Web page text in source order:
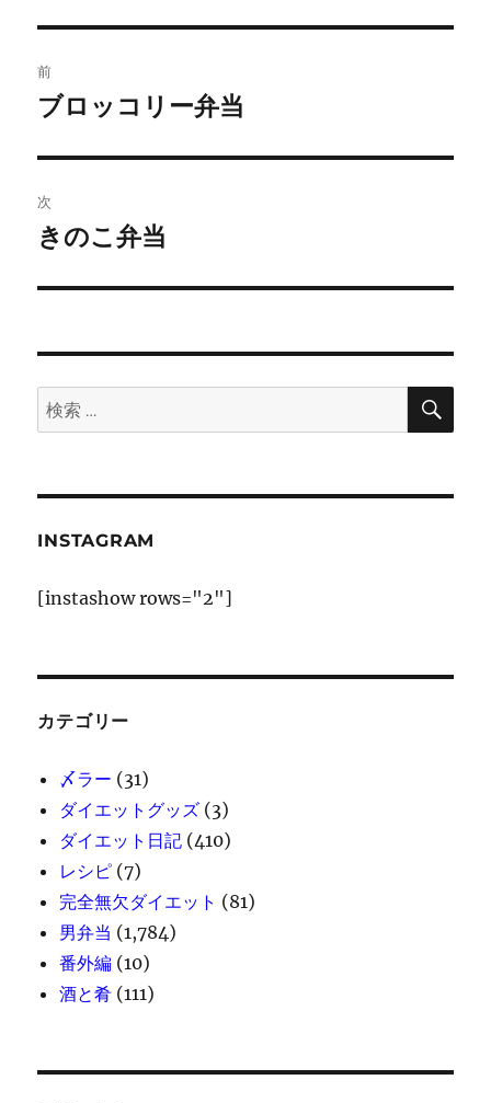
稿
ビ
ゲ
ー
ン
前
前
投
稿:
ブロッコリー弁当
次
次
投
きのこ弁当
検
索:
検
INSTAGRAM
[instashow rows="2"]
カテゴリー
〆ラー (31)
ダイエットグッズ (3)
ダイエット日記 (410)
レシピ (7)
完全無欠ダイエット (81)
男弁当 (1,784)
番外編 (10)
酒と肴 (111)